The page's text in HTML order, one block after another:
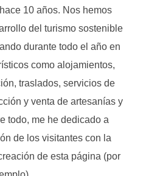
10 años. Nos hemos
del turismo sostenible
durante todo el año en
como alojamientos,
traslados, servicios de
y venta de artesanías y
todo, me he dedicado a
de los visitantes con la
de esta página (por